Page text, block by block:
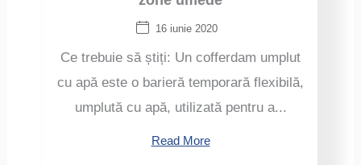
16 iunie 2020
Ce trebuie să știți: Un cofferdam umplut
cu apă este o barieră temporară flexibilă,
umplută cu apă, utilizată pentru a...
Read More